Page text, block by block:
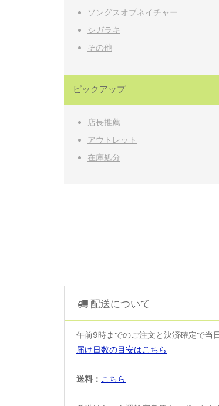
ソングスオブネイチャー
シガラキ
その他
ピックアップ
店長推薦
アウトレット
在庫処分
配送について
午前9時までのご注文と決済確定で当
届け日数の目安はこちら
送料： こちら